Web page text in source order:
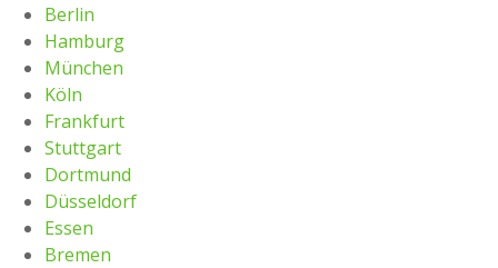
Berlin
Hamburg
München
Köln
Frankfurt
Stuttgart
Dortmund
Düsseldorf
Essen
Bremen